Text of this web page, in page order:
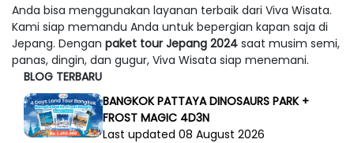
Anda bisa menggunakan layanan terbaik dari Viva Wisata.
Kami siap memandu Anda untuk bepergian kapan saja di
Jepang. Denganpaket tour Jepang 2024saat musim semi,
panas, dingin, dan gugur, Viva Wisata siap menemani.
BLOG TERBARU
BANGKOK PATTAYA DINOSAURS PARK +
FROST MAGIC 4D3N
Last updated 08 August 2026